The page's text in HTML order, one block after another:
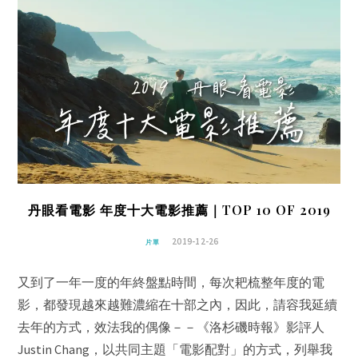
丹眼看電影 年度十大電影推薦｜TOP 10 OF 2019
片單 2019-12-26
又到了一年一度的年終盤點時間，每次耙梳整年度的電
影，都發現越來越難濃縮在十部之內，因此，請容我延續
去年的方式，效法我的偶像－－《洛杉磯時報》影評人
Justin Chang，以共同主題「電影配對」的方式，列舉我